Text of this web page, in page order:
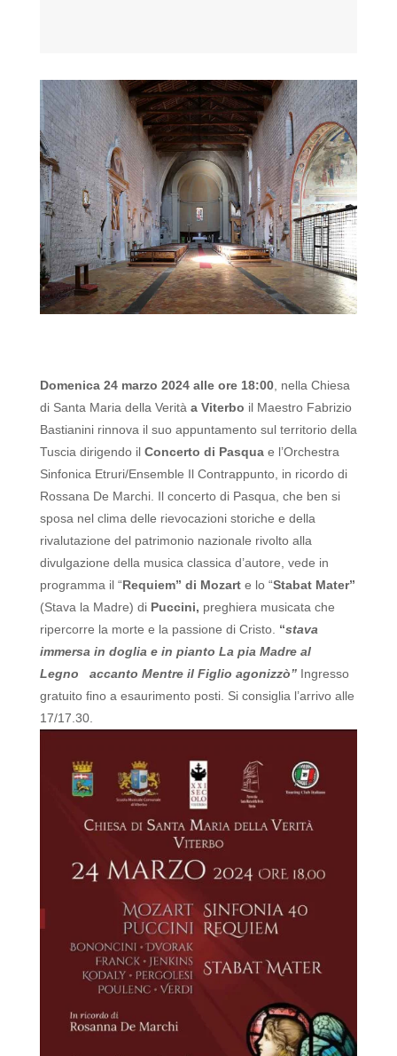
Domenica 24 marzo 2024 alle ore 18:00, nella Chiesa
di Santa Maria della Verità a Viterbo il Maestro Fabrizio
Bastianini rinnova il suo appuntamento sul territorio della
Tuscia dirigendo il Concerto di Pasquae l’Orchestra
Sinfonica Etruri/Ensemble Il Contrappunto, in ricordo di
Rossana De Marchi. Il concerto di Pasqua, che ben si
sposa nel clima delle rievocazioni storiche e della
rivalutazione del patrimonio nazionale rivolto alla
divulgazione della musica classica d’autore, vede in
programma il “Requiem” di Mozarte lo “Stabat Mater”
(Stava la Madre) diPuccini, preghiera musicata che
ripercorre la morte e la passione di Cristo. “stava
immersa in doglia e in pianto La pia Madre al
Legno accanto Mentre il Figlio agonizzò” Ingresso
gratuito fino a esaurimento posti. Si consiglia l’arrivo alle
17/17.30.